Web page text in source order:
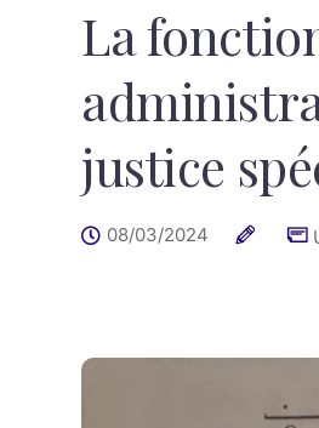
La
justice
08/03/2024